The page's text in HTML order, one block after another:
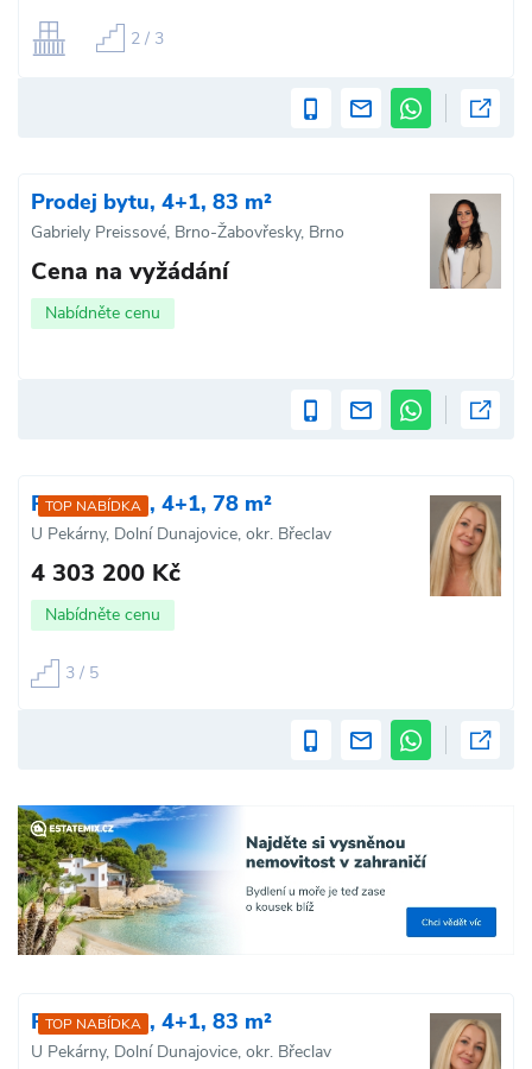
2 / 3
Prodej bytu, 4+1, 83 m²
Gabriely Preissové, Brno-Žabovřesky, Brno
Cena na vyžádání
Nabídněte cenu
TOP NABÍDKA
Prodej bytu, 4+1, 78 m²
U Pekárny, Dolní Dunajovice, okr. Břeclav
4 303 200 Kč
Nabídněte cenu
3 / 5
TOP NABÍDKA
Prodej bytu, 4+1, 83 m²
U Pekárny, Dolní Dunajovice, okr. Břeclav